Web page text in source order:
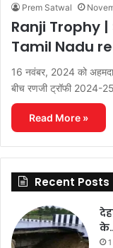
Prem Satwal
Ranji Trophy
Tamil Nadu
16 नवंबर, 2024 को
बीच रणजी ट्रॉफी 2024-
Read More »
Recent Posts